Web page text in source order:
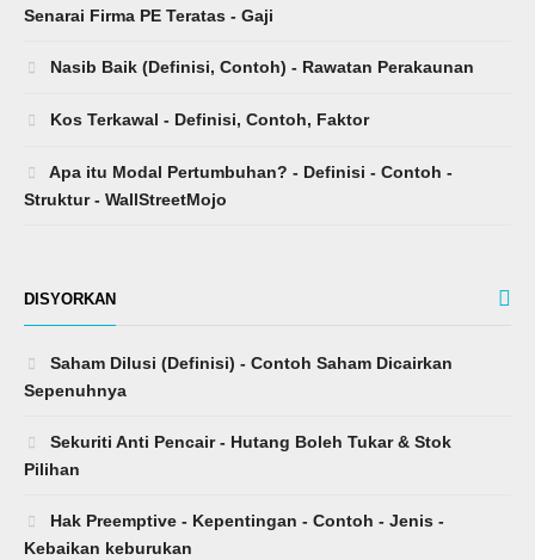
Senarai Firma PE Teratas - Gaji
Nasib Baik (Definisi, Contoh) - Rawatan Perakaunan
Kos Terkawal - Definisi, Contoh, Faktor
Apa itu Modal Pertumbuhan? - Definisi - Contoh -
Struktur - WallStreetMojo
DISYORKAN
Saham Dilusi (Definisi) - Contoh Saham Dicairkan
Sepenuhnya
Sekuriti Anti Pencair - Hutang Boleh Tukar & Stok
Pilihan
Hak Preemptive - Kepentingan - Contoh - Jenis -
Kebaikan keburukan